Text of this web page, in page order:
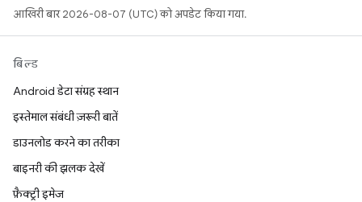
आखिरी बार 2026-08-07 (UTC) को अपडेट किया गया.
बिल्ड
Android डेटा संग्रह स्थान
इस्तेमाल संबंधी ज़रूरी बातें
डाउनलोड करने का तरीका
बाइनरी की झलक देखें
फ़ैक्ट्री इमेज